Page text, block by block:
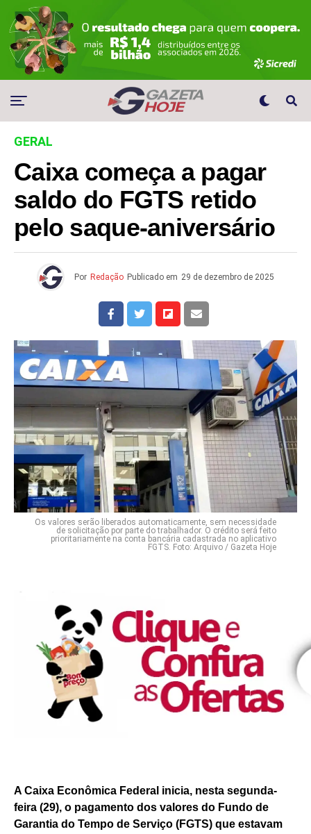
GERAL
Caixa começa a pagar
saldo do FGTS retido
pelo saque-aniversário
Por Redação Publicado em 29 de dezembro de 2025
Os valores serão liberados automaticamente, sem necessidade
de solicitação por parte do trabalhador. O crédito será feito
prioritariamente na conta bancária cadastrada no aplicativo
FGTS. Foto: Arquivo / Gazeta Hoje
A Caixa Econômica Federal inicia, nesta segunda-
feira (29), o pagamento dos valores do Fundo de
Garantia do Tempo de Serviço (FGTS) que estavam